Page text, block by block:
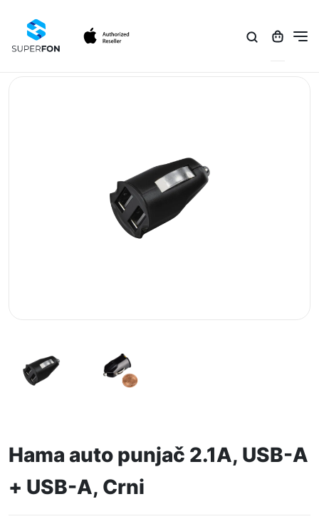
Hama auto punjač 2.1A, USB-A
+ USB-A, Crni